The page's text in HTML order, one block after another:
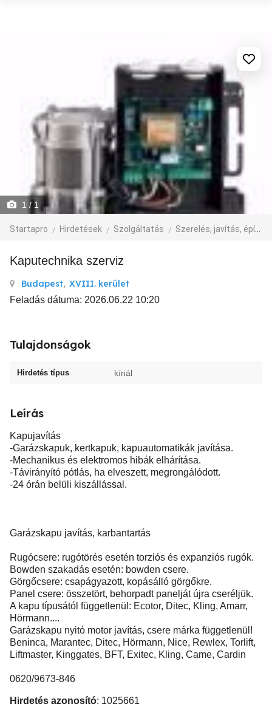
1 / 1
Startapro Hirdetések Szolgáltatás Szerelés, javítás, építkezés
Kaputechnika szerviz
Budapest, XVIII. kerület
Feladás dátuma: 2026.06.22 10:20
Tulajdonságok
Hirdetés típus kínál
Leírás
Kapujavítás
-Garázskapuk, kertkapuk, kapuautomatikák javítása.
-Mechanikus és elektromos hibák elhárítása.
-Távirányító pótlás, ha elveszett, megrongálódott.
-24 órán belüli kiszállással.
Garázskapu javítás, karbantartás
Rugócsere: rugótörés esetén torziós és expanziós rugók.
Bowden szakadás esetén: bowden csere.
Görgőcsere: csapágyazott, kopásálló görgőkre.
Panel csere: összetört, behorpadt panelját újra cseréljük.
A kapu típusától függetlenül: Ecotor, Ditec, Kling, Amarr,
Hörmann....
Garázskapu nyitó motor javítás, csere márka függetlenül!
Beninca, Marantec, Ditec, Hörmann, Nice, Rewlex, Torlift,
Liftmaster, Kinggates, BFT, Exitec, Kling, Came, Cardin
0620/9673-846
Hirdetés azonosító: 1025661